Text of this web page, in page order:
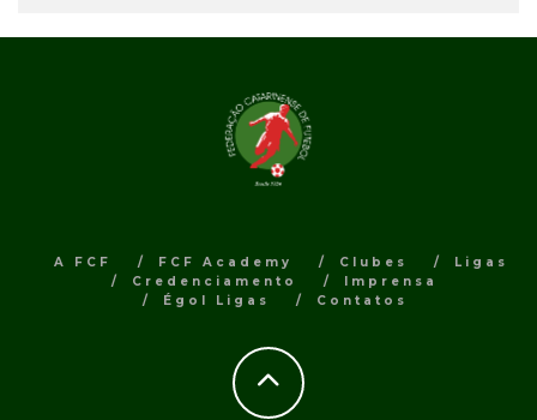
A FCF FCF Academy Clubes
Ligas
Credenciamento
Imprensa
Égol Ligas
Contatos